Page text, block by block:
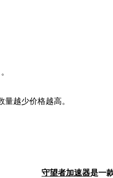
越少价格越高。
守望者加速器是一